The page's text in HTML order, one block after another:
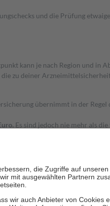
und die Prüfung
kann je nach Region und in
zu deiner
übernimmt in der
Es sind jedoch nie mehr als
Zuzahlungen an bei: